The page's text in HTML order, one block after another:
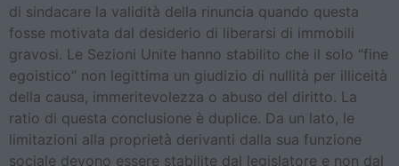
di sindacare la validità della rinuncia quando questa
fosse motivata dal desiderio di liberarsi di immobili
gravosi. Le Sezioni Unite hanno stabilito che il solo “fine
egoistico” non legittima un giudizio di nullità per illiceità
della causa, immeritevolezza o abuso del diritto. La
ratio di questa conclusione è duplice. Da un lato, le
limitazioni alla proprietà derivanti dalla sua funzione
sociale devono essere stabilite dal legislatore e non dal